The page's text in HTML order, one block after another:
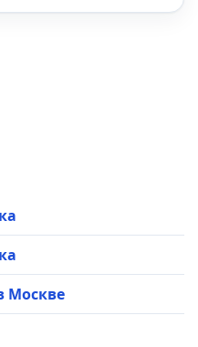
Москве